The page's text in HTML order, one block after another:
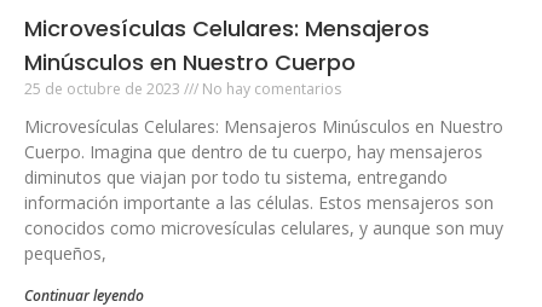
Microvesículas Celulares: Mensajeros
Minúsculos en Nuestro Cuerpo
25 de octubre de 2023 No hay comentarios
Microvesículas Celulares: Mensajeros Minúsculos en Nuestro
Cuerpo. Imagina que dentro de tu cuerpo, hay mensajeros
diminutos que viajan por todo tu sistema, entregando
información importante a las células. Estos mensajeros son
conocidos como microvesículas celulares, y aunque son muy
pequeños,
Continuar leyendo